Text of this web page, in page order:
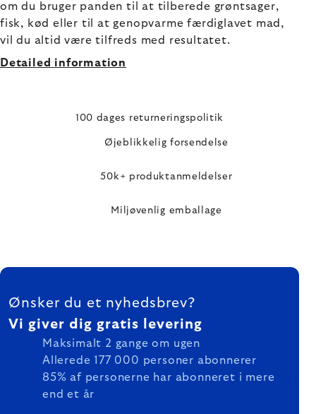
om du bruger panden til at tilberede grøntsager,
fisk, kød eller til at genopvarme færdiglavet mad,
vil du altid være tilfreds med resultatet.
Detailed information
100 dages returneringspolitik
Øjeblikkelig forsendelse
50k+ produktanmeldelser
Miljøvenlig emballage
FOOTER
Ønsker du et nyhedsbrev?
Vi giver dig gratis levering
Maksimalt 2 gange om ugen
Allerede 177 000 personer abonnerer
85% af personerne har abonneret i mere
end et år